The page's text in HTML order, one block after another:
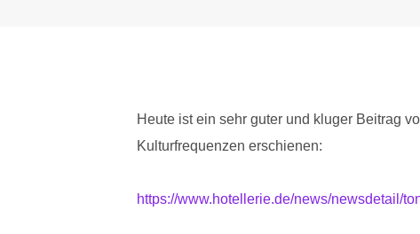
Heute ist ein sehr guter und kluger Beitrag
Kulturfrequenzen erschienen:
https://www.hotellerie.de/news/newsdetail/